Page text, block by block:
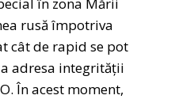
rusă împotriva
cât de rapid se pot
adresa integrităţii
În acest moment,